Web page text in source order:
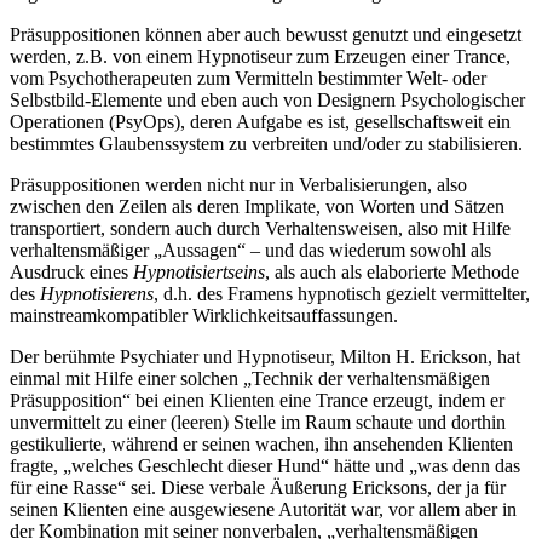
Präsuppositionen können aber auch bewusst genutzt und eingesetzt
werden, z.B. von einem Hypnotiseur zum Erzeugen einer Trance,
vom Psychotherapeuten zum Vermitteln bestimmter Welt- oder
Selbstbild-Elemente und eben auch von Designern Psychologischer
Operationen (PsyOps), deren Aufgabe es ist, gesellschaftsweit ein
bestimmtes Glaubenssystem zu verbreiten und/oder zu stabilisieren.
Präsuppositionen werden nicht nur in Verbalisierungen, also
zwischen den Zeilen als deren Implikate, von Worten und Sätzen
transportiert, sondern auch durch Verhaltensweisen, also mit Hilfe
verhaltensmäßiger „Aussagen“ – und das wiederum sowohl als
Ausdruck eines Hypnotisiertseins, als auch als elaborierte Methode
des Hypnotisierens, d.h. des Framens hypnotisch gezielt vermittelter,
mainstreamkompatibler Wirklichkeitsauffassungen.
Der berühmte Psychiater und Hypnotiseur, Milton H. Erickson, hat
einmal mit Hilfe einer solchen „Technik der verhaltensmäßigen
Präsupposition“ bei einen Klienten eine Trance erzeugt, indem er
unvermittelt zu einer (leeren) Stelle im Raum schaute und dorthin
gestikulierte, während er seinen wachen, ihn ansehenden Klienten
fragte, „welches Geschlecht dieser Hund“ hätte und „was denn das
für eine Rasse“ sei. Diese verbale Äußerung Ericksons, der ja für
seinen Klienten eine ausgewiesene Autorität war, vor allem aber in
der Kombination mit seiner nonverbalen, „verhaltensmäßigen